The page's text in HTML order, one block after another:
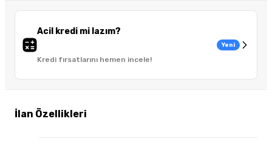
Acil kredi mi lazım?
Kredi fırsatlarını hemen incele!
Yeni
İlan Özellikleri